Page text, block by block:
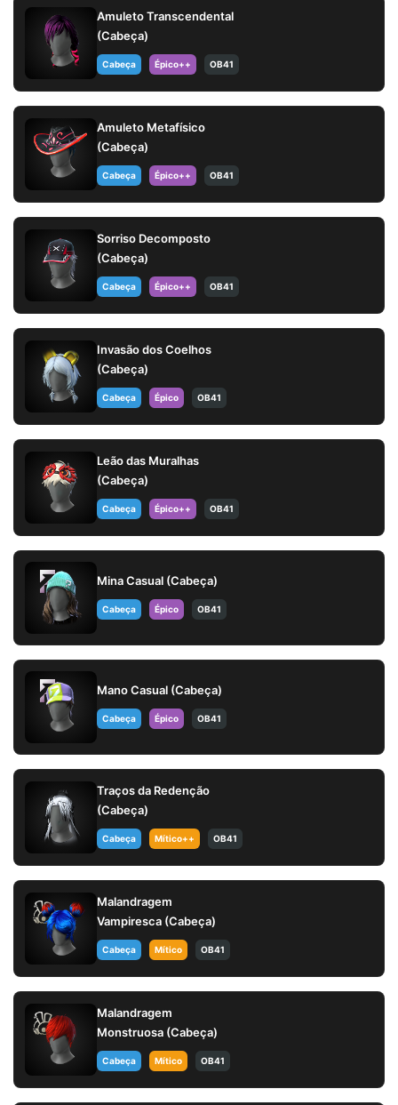
Amuleto Transcendental
(Cabeça)
Cabeça Épico++ OB41
Amuleto Metafísico
(Cabeça)
Cabeça Épico++ OB41
Sorriso Decomposto
(Cabeça)
Cabeça Épico++ OB41
Invasão dos Coelhos
(Cabeça)
Cabeça Épico OB41
Leão das Muralhas
(Cabeça)
Cabeça Épico++ OB41
Mina Casual (Cabeça)
Cabeça Épico OB41
Mano Casual (Cabeça)
Cabeça Épico OB41
Traços da Redenção
(Cabeça)
Cabeça Mítico++ OB41
Malandragem
Vampiresca (Cabeça)
Cabeça Mítico OB41
Malandragem
Monstruosa (Cabeça)
Cabeça Mítico OB41